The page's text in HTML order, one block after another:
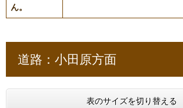
ん。
道路：小田原方面
表のサイズを切り替える